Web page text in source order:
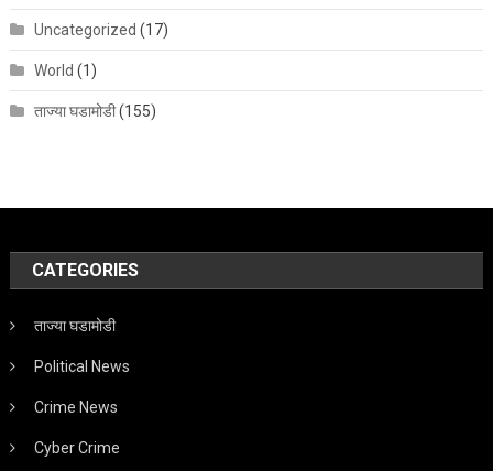
Uncategorized (17)
World (1)
ताज्या घडामोडी(155)
CATEGORIES
ताज्या घडामोडी
Political News
Crime News
Cyber Crime